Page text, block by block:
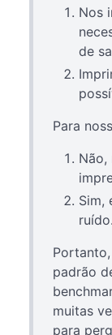
Nos
de
Para
Sim,
ruído.
padrão
muitas
para